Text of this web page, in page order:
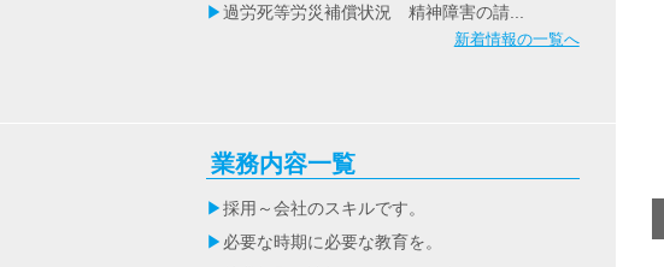
過労死等労災補償状況 精神障害の請...
新着情報の一覧へ
業務内容一覧
採用～会社のスキルです。
必要な時期に必要な教育を。